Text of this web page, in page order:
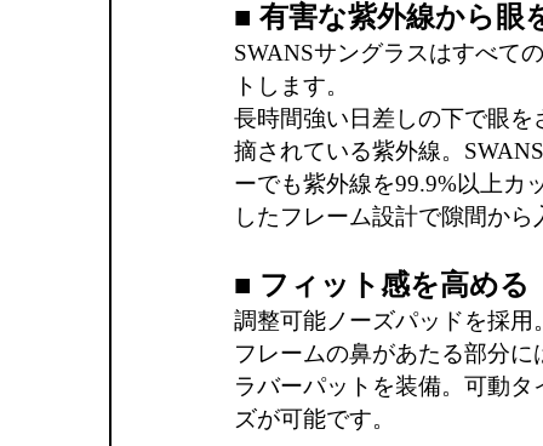
■ 有害な紫外線から眼
SWANSサングラスはすべて
トします。
長時間強い日差しの下で眼
摘されている紫外線。
ーでも紫外線を99.9%以上カ
したフレーム設計で隙間か
■ フィット感を高める
調整可能ノーズパッドを採用
フレームの鼻があたる部分
ラバーパットを装備。可動
ズが可能です。